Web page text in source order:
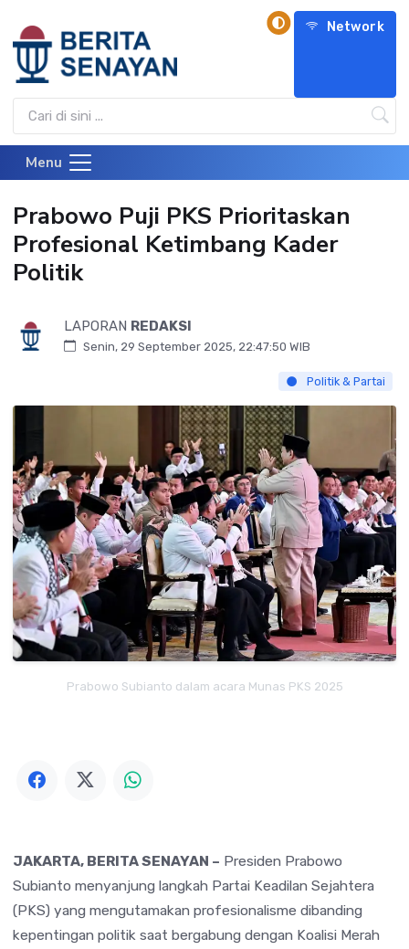
Network
Menu
Prabowo Puji PKS Prioritaskan
Profesional Ketimbang Kader
Politik
LAPORAN REDAKSI
Senin, 29 September 2025, 22:47:50 WIB
Politik & Partai
Prabowo Subianto dalam acara Munas PKS 2025
JAKARTA, BERITA SENAYAN – Presiden Prabowo
Subianto menyanjung langkah Partai Keadilan Sejahtera
(PKS) yang mengutamakan profesionalisme dibanding
kepentingan politik saat bergabung dengan Koalisi Merah